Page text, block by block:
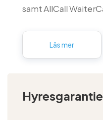
samt AllCall
Läs mer